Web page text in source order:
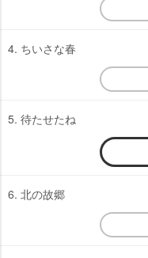
4. ちいさな春
5. 待たせたね
6. 北の故郷